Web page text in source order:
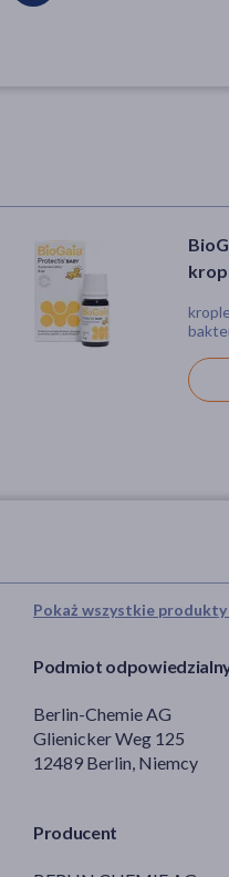
Pokaż wszystkie produkty
Podmiot
Berlin-Chemie AG
Glienicker Weg 125
12489 Berlin, Niemcy
Producent